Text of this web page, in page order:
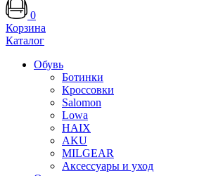
0
Корзина
Каталог
Обувь
Ботинки
Кроссовки
Salomon
Lowa
HAIX
AKU
MILGEAR
Аксессуары и уход